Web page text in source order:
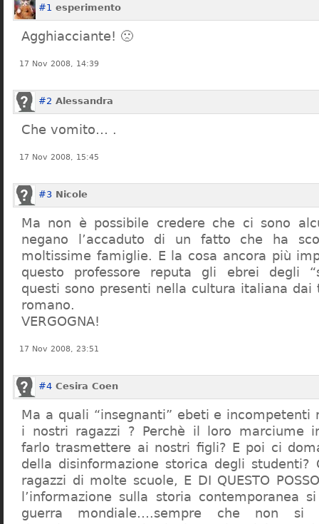
#1 esperimento
Agghiacciante! 🙁
17 Nov 2008, 14:39
#2 Alessandra
Che vomito… .
17 Nov 2008, 15:45
#3 Nicole
Ma non è possibile credere che ci sono
negano l’accaduto di un fatto che ha
moltissime famiglie. E la cosa ancora più
questo professore reputa gli ebrei degli
questi sono presenti nella cultura italiana dai
romano.
VERGOGNA!
17 Nov 2008, 23:51
#4 Cesira Coen
Ma a quali “insegnanti” ebeti e
i nostri ragazzi ? Perchè il loro marciume
farlo trasmettere ai nostri figli? E poi ci
della disinformazione storica degli
ragazzi di molte scuole, E DI QUESTO POSSO
l’informazione sulla storia contemporanea
guerra mondiale….sempre che non